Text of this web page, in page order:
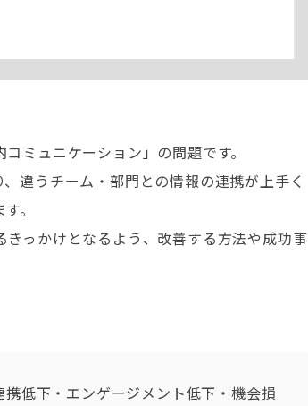
ミュニケーション」の問題です。
違うチーム・部門との情報の連携が上手く
。
っかけとなるよう、改善する方法や成功事
低下・エンゲージメント低下・機会損